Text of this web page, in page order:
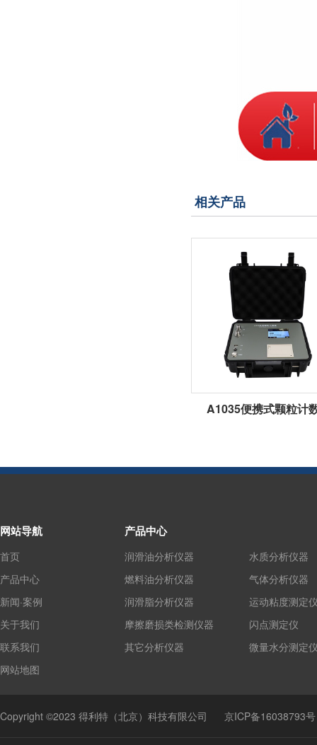
相关产品
A1035便携式颗粒计
网站导航
首页
产品中心
新闻·案例
关于我们
联系我们
网站地图
产品中心
润滑油分析仪器
燃料油分析仪器
润滑脂分析仪器
摩擦磨损类检测仪器
其它分析仪器
水质分析仪器
气体分析仪器
运动粘度测定
闪点测定仪
微量水分测定
Copyright ©2023 得利特（北京）科技有限公司 京ICP备16038793号